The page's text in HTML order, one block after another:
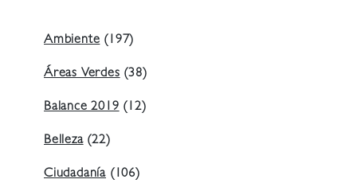
Ambiente(197)
Áreas Verdes(38)
Balance 2019(12)
Belleza(22)
Ciudadanía (106)